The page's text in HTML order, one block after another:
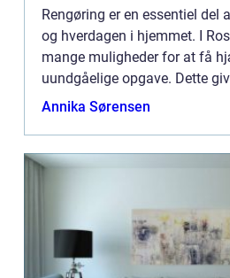
Rengøring er en essentiel del
og hverdagen i hjemmet. I
mange muligheder for at få
uundgåelige opgave. Dette
privatpersoner og
Annika Sørensen